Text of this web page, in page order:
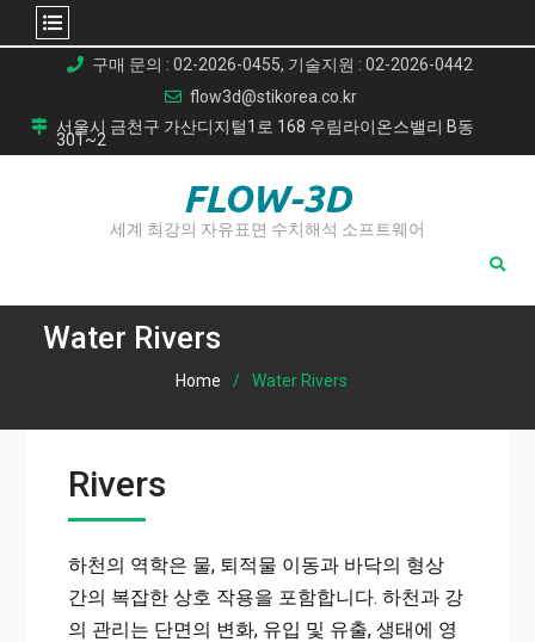
content
구매 문의 : 02-2026-0455, 기술지원 : 02-2026-0442
flow3d@stikorea.co.kr
서울시 금천구 가산디지털1로 168 우림라이온스밸리 B동
301~2
FLOW-3D
세계 최강의 자유표면 수치해석 소프트웨어
Water Rivers
Home Water Rivers
Rivers
하천의 역학은 물, 퇴적물 이동과 바닥의 형상
간의 복잡한 상호 작용을 포함합니다. 하천과 강
의 관리는 단면의 변화, 유입 및 유출, 생태에 영